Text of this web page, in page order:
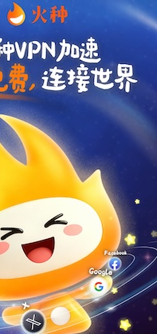
支持
支持[0] 反对[0]
支持[0] 反对[0]
器
速鹰666
暴雪加速器
蚂蚁加速器 1元机场